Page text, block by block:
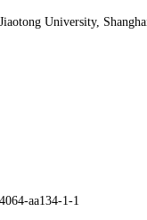
University,
aa134-1-1